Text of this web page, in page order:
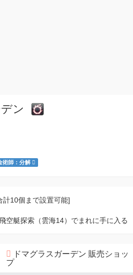
ン
術師：分解
計10個まで設置可能]
空艇探索（雲海14）でまれに手に入る
ドマグラスガーデン 販売ショッ
プ